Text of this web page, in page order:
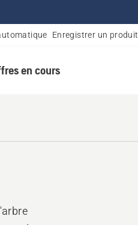
Enregistrer un produit
en cours